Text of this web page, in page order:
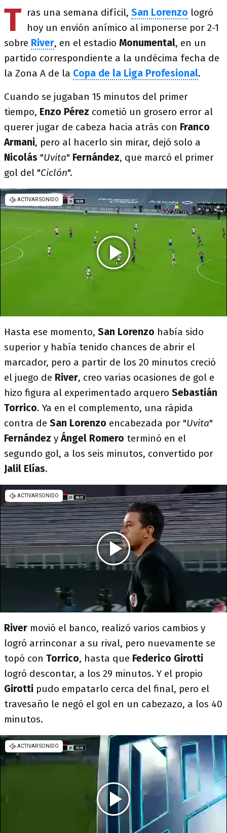
T ras una semana difícil, San Lorenzo logró
hoy un envión anímico al imponerse por 2-1
sobre River, en el estadio Monumental, en un
partido correspondiente a la undécima fecha de
la Zona A de la Copa de la Liga Profesional.
Cuando se jugaban 15 minutos del primer
tiempo, Enzo Pérez cometió un grosero error al
querer jugar de cabeza hacia atrás con Franco
Armani, pero al hacerlo sin mirar, dejó solo a
Nicolás "Uvita" Fernández, que marcó el primer
gol del "Ciclón".
Hasta ese momento, San Lorenzo había sido
superior y había tenido chances de abrir el
marcador, pero a partir de los 20 minutos creció
el juego de River, creo varias ocasiones de gol e
hizo figura al experimentado arquero Sebastián
Torrico. Ya en el complemento, una rápida
contra de San Lorenzo encabezada por "Uvita"
Fernández yÁngel Romero terminó en el
segundo gol, a los seis minutos, convertido por
Jalil Elías.
River movió el banco, realizó varios cambios y
logró arrinconar a su rival, pero nuevamente se
topó con Torrico, hasta que Federico Girotti
logró descontar, a los 29 minutos. Y el propio
Girotti pudo empatarlo cerca del final, pero el
travesaño le negó el gol en un cabezazo, a los 40
minutos.